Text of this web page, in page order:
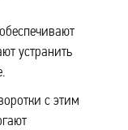
устранить
с этим